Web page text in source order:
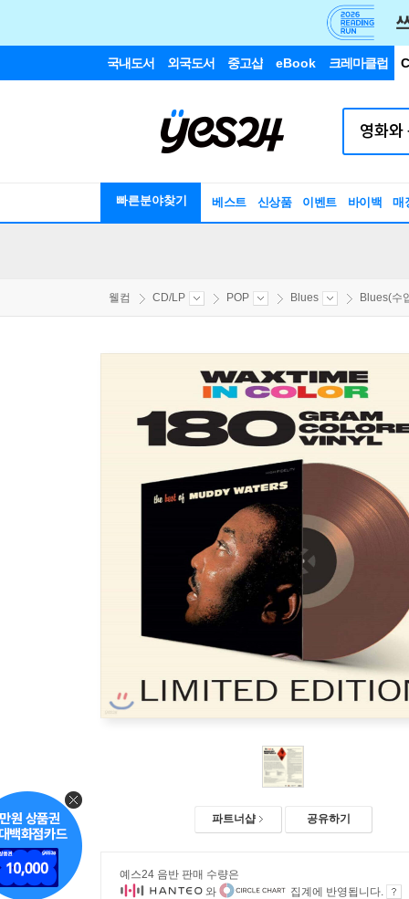
국내도서 외국도서 중고샵 eBook 크레마클럽
빠른분야찾기 베스트 신상품 이벤트 바이백 매
웰컴 CD/LP POP Blues Blues(수
파트너샵 공유하기
예스24 음반 판매 수량은
와
집계에 반영됩니다.